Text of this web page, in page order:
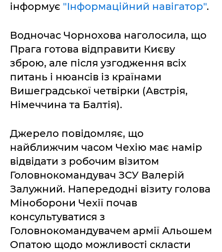
інформує "Інформаційний навігатор".
Водночас Чорнохова наголосила, що
Прага готова відправити Києву
зброю, але після узгодження всіх
питань і нюансів із країнами
Вишеградської четвірки (Австрія,
Німеччина та Балтія).
Джерело повідомляє, що
найближчим часом Чехію має намір
відвідати з робочим візитом
Головнокомандувач ЗСУ Валерій
Залужний. Напередодні візиту голова
Міноборони Чехії почав
консультуватися з
Головнокомандувачем армії Альошем
Опатою щодо можливості скласти